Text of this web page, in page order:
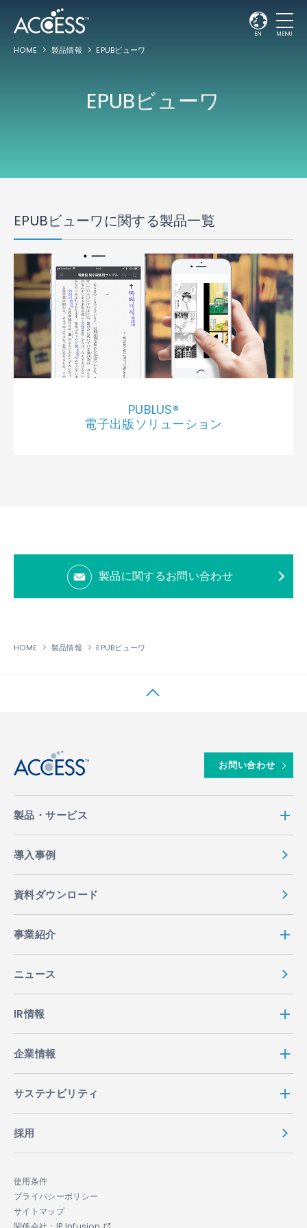
EN MENU
HOME 製品情報 EPUBビューワ
EPUBビューワ
EPUBビューワに関する製品一覧
PUBLUS®
電子出版ソリューション
製品に関するお問い合わせ
HOME 製品情報 EPUBビューワ
お問い合わせ
製品・サービス
導入事例
資料ダウンロード
事業紹介
ニュース
IR情報
企業情報
サステナビリティ
採用
使用条件
プライバシーポリシー
サイトマップ